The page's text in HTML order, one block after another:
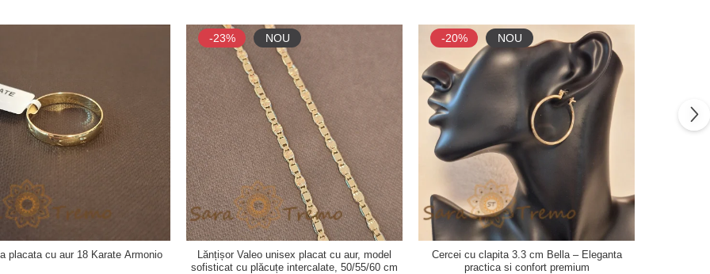
placata cu aur 18 Karate Armonio
-23% NOU
Lănțișor Valeo unisex placat cu aur, model
sofisticat cu plăcuțe intercalate, 50/55/60 cm
-20% NOU
Cercei cu clapita 3.3 cm Bella – Eleganta
practica si confort premium